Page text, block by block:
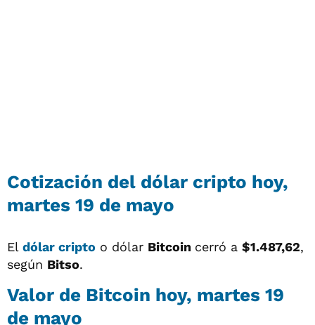
Cotización del dólar cripto hoy,
martes 19 de mayo
El dólar cripto o dólar Bitcoin cerró a $1.487,62,
según Bitso.
Valor de Bitcoin hoy, martes 19
de mayo